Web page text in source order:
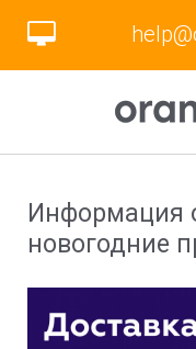
Информация
новогодние